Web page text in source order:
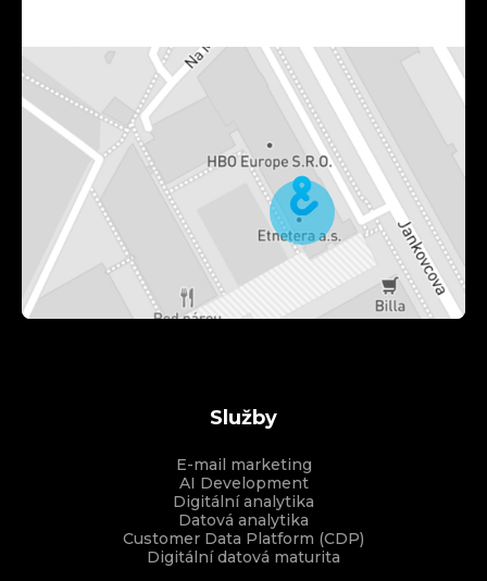
Služby
E-mail marketing
AI Development
Digitální analytika
Datová analytika
Customer Data Platform (CDP)
Digitální datová maturita